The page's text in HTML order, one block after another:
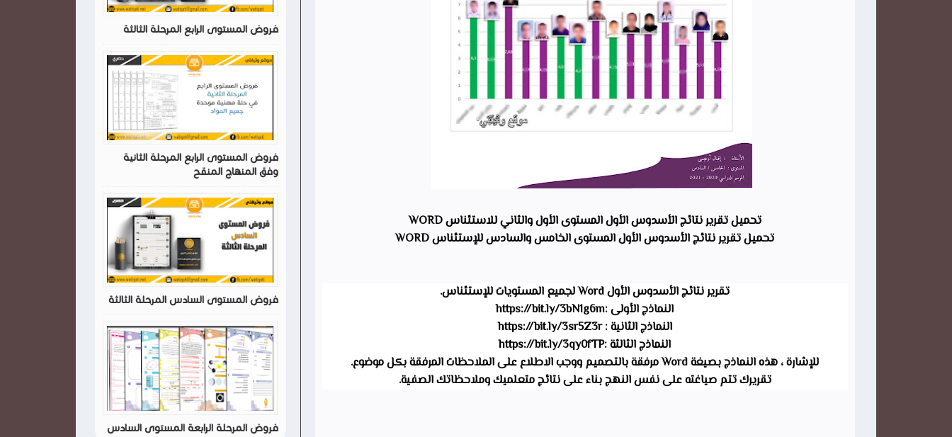
تحميل تقرير نتائج الأسدوس الأول المستوى الأول والثاني للاستئناس WORD
تحميل تقرير نتائج الأسدوس الأول المستوى الخامس والسادس للإستئناس WORD
تقرير نتائج الأسدوس الأول Word لجميع المستويات للإستئناس.
النماذج الأولى :https://bit.ly/3bN1g6m
النماذج الثانية : https://bit.ly/3sr5Z3r
النماذج الثالثة :https://bit.ly/3qy0fTP
للإشارة ، هذه النماذج بصيغة Word مرفقة بالتصميم ووجب الاطلاع على الملاحظات المرفقة بكل موضوع.
تقريرك تتم صياغته على نفس النهج بناء على نتائج متعلميك وملاحظاتك الصفية.
فروض المستوى الرابع المرحلة الثالثة
فروض المستوى الرابع المرحلة الثانية
وفق المنهاج المنقح
فروض المستوى السادس المرحلة الثالثة
فروض المرحلة الرابعة المستوى السادس